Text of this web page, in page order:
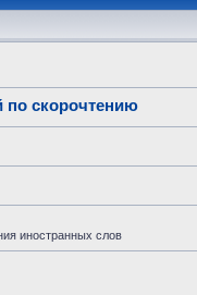
по скорочтению
иностранных слов